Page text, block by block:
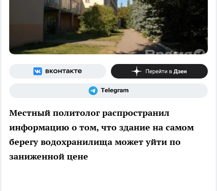
Местный политолог распространил
информацию о том, что здание на самом
берегу водохранилища может уйти по
заниженной цене